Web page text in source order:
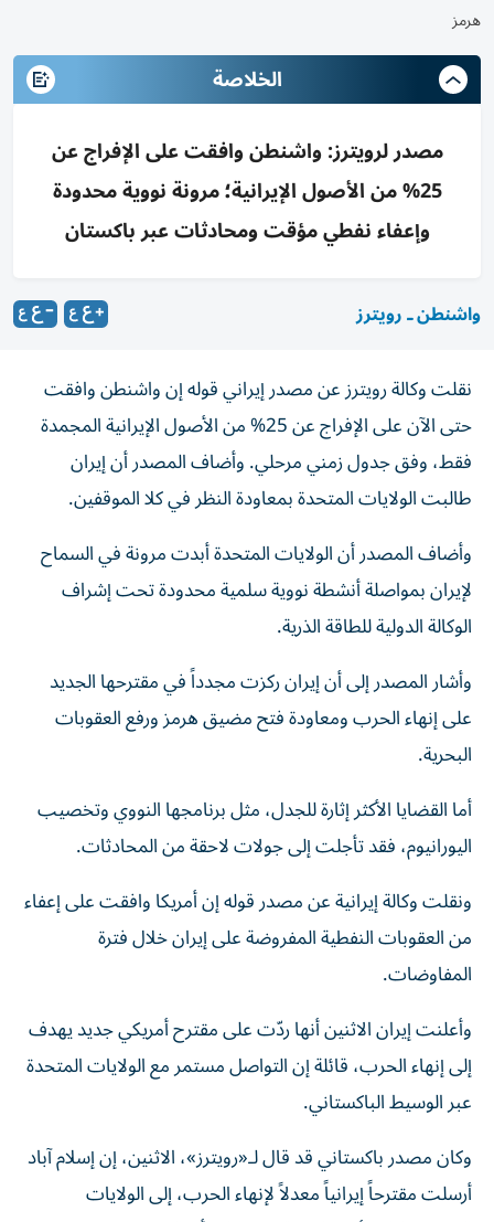
هرمز
الخلاصة
مصدر لرويترز: واشنطن وافقت على الإفراج عن
25% من الأصول الإيرانية؛ مرونة نووية محدودة
وإعفاء نفطي مؤقت ومحادثات عبر باكستان
واشنطن ـ رويترز
نقلت وكالة رويترز عن مصدر إيراني قوله إن واشنطن وافقت
حتى الآن على الإفراج عن 25% من الأصول الإيرانية المجمدة
فقط، ​وفق جدول زمني مرحلي. وأضاف ‌المصدر أن إيران
طالبت الولايات المتحدة ⁠بمعاودة النظر في كلا الموقفين.
وأضاف المصدر أن ​الولايات ⁠المتحدة أبدت مرونة ‌في السماح
‌لإيران بمواصلة أنشطة نووية سلمية محدودة تحت ‌إشراف
الوكالة الدولية للطاقة الذرية.
وأشار المصدر إلى أن إيران ​ركزت ‌مجدداً في ‌مقترحها الجديد
على إنهاء الحرب ومعاودة فتح مضيق ‌هرمز ورفع ‌العقوبات
البحرية.
أما ⁠القضايا الأكثر ‌إثارة للجدل، مثل برنامجها النووي وتخصيب
اليورانيوم، ⁠فقد تأجلت ​إلى جولات لاحقة من المحادثات.
ونقلت وكالة إيرانية عن مصدر قوله إن أمريكا وافقت على إعفاء
من العقوبات النفطية المفروضة على إيران خلال فترة
المفاوضات.
وأعلنت إيران الاثنين أنها ردّت على مقترح أمريكي جديد يهدف
إلى إنهاء الحرب، قائلة إن التواصل مستمر مع الولايات المتحدة
عبر الوسيط الباكستاني.
وكان ⁠مصدر باكستاني قد قال لـ«رويترز»، الاثنين، إن إسلام آباد
أرسلت ‌مقترحاً إيرانياً معدلاً لإنهاء الحرب، إلى الولايات